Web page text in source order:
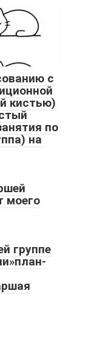
с
кистью)
по
на
моего
группе